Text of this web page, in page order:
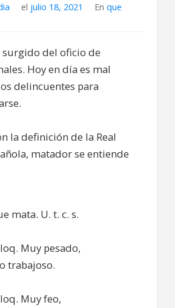
el julio 18, 2021 Enque
surgido del oficio de
Hoy en día es mal
delincuentes para
la definición de la Real
matador se entiende
mata. U. t. c. s.
Muy pesado,
trabajoso.
Muy feo,